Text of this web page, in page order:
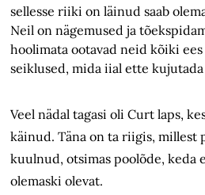
sellesse riiki on läinud saab
Neil on nägemused ja
hoolimata ootavad neid kõiki
seiklused, mida iial ette kujutada
Veel nädal tagasi oli Curt laps,
käinud. Täna on ta riigis, millest
kuulnud, otsimas poolõde, keda
olemaski olevat.